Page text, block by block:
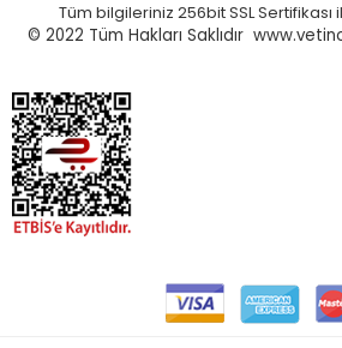
Tüm bilgileriniz 256bit SSL
© 2022 Tüm Hakları Saklıdır